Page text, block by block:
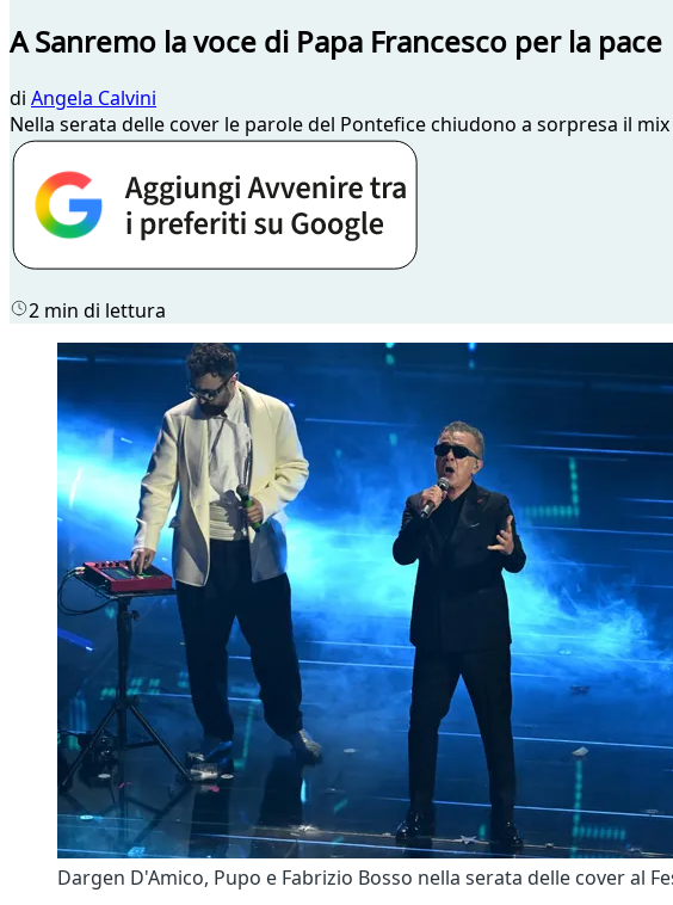
A Sanremo la voce di Papa Francesco per la pace
di Angela Calvini
Nella serata delle cover le parole del Pontefice chiudono a sorpresa il
2 min di lettura
Dargen D'Amico, Pupo e Fabrizio Bosso nella serata delle cover al